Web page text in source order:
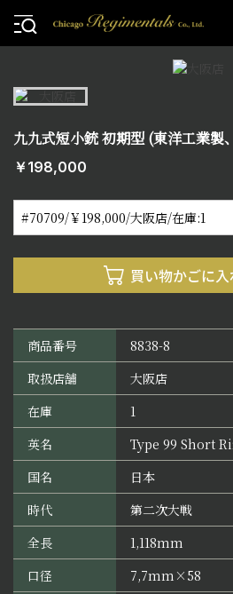
九九式短小銃 初期型 (東洋工業製
￥198,000
商品番号
8838-8
取扱店舗
大阪店
在庫
1
英名
Type 99 Short
国名
日本
時代
第二次大戦
全長
1,118mm
口径
7,7mm×58